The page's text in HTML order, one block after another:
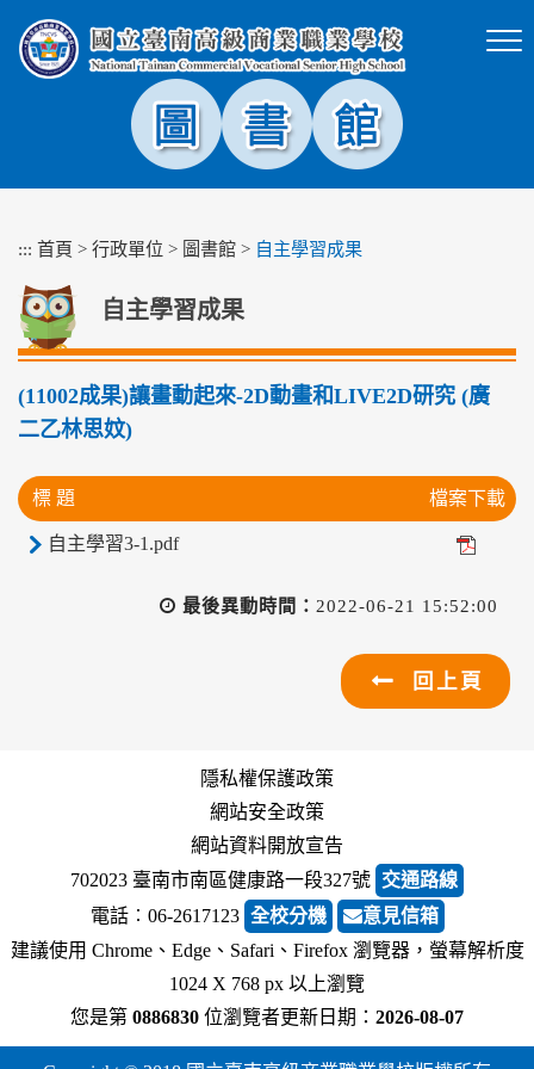
塊
::: 首頁 > 行政單位 > 圖書館 > 自主學習成果
自主學習成果
(11002成果)讓畫動起來-2D動畫和LIVE2D研究 (廣
二乙林思妏)
標 題 檔案下載
自主學習3-1.pdf
最後異動時間： 2022-06-21 15:52:00
回上頁
隱私權保護政策
網站安全政策
網站資料開放宣告
702023 臺南市南區健康路一段327號 交通路線
電話︰06-2617123 全校分機
意見信箱
建議使用 Chrome、Edge、Safari、Firefox 瀏覽器，螢幕解析度
1024 X 768 px 以上瀏覽
您是第 0886830 位瀏覽者更新日期： 2026-08-07